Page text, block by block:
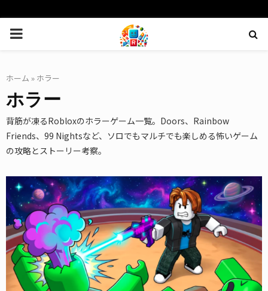
PRIMARY
ホーム » ホラー
ホラー
背筋が凍るRobloxのホラーゲーム一覧。Doors、Rainbow
Friends、99 Nightsなど、ソロでもマルチでも楽しめる怖いゲーム
の攻略とストーリー考察。